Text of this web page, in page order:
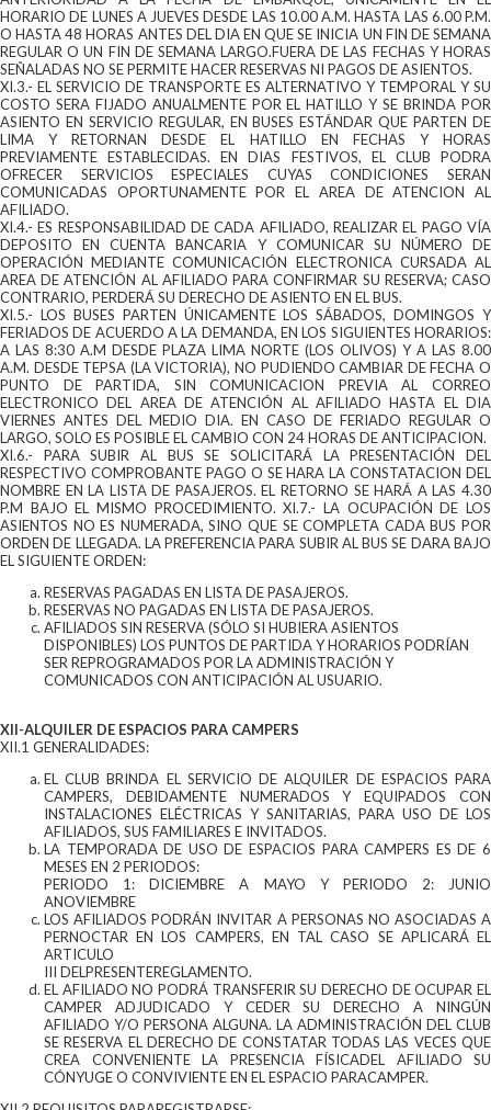
HORARIO DE LUNES A JUEVES DESDE LAS 10.00 A.M. HASTA LAS 6.00 P.M.
O HASTA 48 HORAS ANTES DEL DIA EN QUE SE INICIA UN FIN DE SEMANA
REGULAR O UN FIN DE SEMANA LARGO.FUERA DE LAS FECHAS Y HORAS
SEÑALADAS NO SE PERMITE HACER RESERVAS NI PAGOS DE ASIENTOS.
XI.3.- EL SERVICIO DE TRANSPORTE ES ALTERNATIVO Y TEMPORAL Y SU
COSTO SERA FIJADO ANUALMENTE POR EL HATILLO Y SE BRINDA POR
ASIENTO EN SERVICIO REGULAR, EN BUSES ESTÁNDAR QUE PARTEN DE
LIMA Y RETORNAN DESDE EL HATILLO EN FECHAS Y HORAS
PREVIAMENTE ESTABLECIDAS. EN DIAS FESTIVOS, EL CLUB PODRA
OFRECER SERVICIOS ESPECIALES CUYAS CONDICIONES SERAN
COMUNICADAS OPORTUNAMENTE POR EL AREA DE ATENCION AL
AFILIADO.
XI.4.- ES RESPONSABILIDAD DE CADA AFILIADO, REALIZAR EL PAGO VÍA
DEPOSITO EN CUENTA BANCARIA Y COMUNICAR SU NÚMERO DE
OPERACIÓN MEDIANTE COMUNICACIÓN ELECTRONICA CURSADA AL
AREA DE ATENCIÓN AL AFILIADO PARA CONFIRMAR SU RESERVA; CASO
CONTRARIO, PERDERÁ SU DERECHO DE ASIENTO EN EL BUS.
XI.5.- LOS BUSES PARTEN ÚNICAMENTE LOS SÁBADOS, DOMINGOS Y
FERIADOS DE ACUERDO A LA DEMANDA, EN LOS SIGUIENTES HORARIOS:
A LAS 8:30 A.M DESDE PLAZA LIMA NORTE (LOS OLIVOS) Y A LAS 8.00
A.M. DESDE TEPSA (LA VICTORIA), NO PUDIENDO CAMBIAR DE FECHA O
PUNTO DE PARTIDA, SIN COMUNICACION PREVIA AL CORREO
ELECTRONICO DEL AREA DE ATENCIÓN AL AFILIADO HASTA EL DIA
VIERNES ANTES DEL MEDIO DIA. EN CASO DE FERIADO REGULAR O
LARGO, SOLO ES POSIBLE EL CAMBIO CON 24 HORAS DE ANTICIPACION.
XI.6.- PARA SUBIR AL BUS SE SOLICITARÁ LA PRESENTACIÓN DEL
RESPECTIVO COMPROBANTE PAGO O SE HARA LA CONSTATACION DEL
NOMBRE EN LA LISTA DE PASAJEROS. EL RETORNO SE HARÁ A LAS 4.30
P.M BAJO EL MISMO PROCEDIMIENTO. XI.7.- LA OCUPACIÓN DE LOS
ASIENTOS NO ES NUMERADA, SINO QUE SE COMPLETA CADA BUS POR
ORDEN DE LLEGADA. LA PREFERENCIA PARA SUBIR AL BUS SE DARA BAJO
EL SIGUIENTE ORDEN:
RESERVAS PAGADAS EN LISTA DE PASAJEROS.
RESERVAS NO PAGADAS EN LISTA DE PASAJEROS.
AFILIADOS SIN RESERVA (SÓLO SI HUBIERA ASIENTOS
DISPONIBLES) LOS PUNTOS DE PARTIDA Y HORARIOS PODRÍAN
SER REPROGRAMADOS POR LA ADMINISTRACIÓN Y
COMUNICADOS CON ANTICIPACIÓN AL USUARIO.
XII-ALQUILER DE ESPACIOS PARA CAMPERS
XII.1 GENERALIDADES:
EL CLUB BRINDA EL SERVICIO DE ALQUILER DE ESPACIOS PARA
CAMPERS, DEBIDAMENTE NUMERADOS Y EQUIPADOS CON
INSTALACIONES ELÉCTRICAS Y SANITARIAS, PARA USO DE LOS
AFILIADOS, SUS FAMILIARES E INVITADOS.
LA TEMPORADA DE USO DE ESPACIOS PARA CAMPERS ES DE 6
MESES EN 2 PERIODOS:
PERIODO 1: DICIEMBRE A MAYO Y PERIODO 2: JUNIO
ANOVIEMBRE
LOS AFILIADOS PODRÁN INVITAR A PERSONAS NO ASOCIADAS A
PERNOCTAR EN LOS CAMPERS, EN TAL CASO SE APLICARÁ EL
ARTICULO
III DELPRESENTEREGLAMENTO.
EL AFILIADO NO PODRÁ TRANSFERIR SU DERECHO DE OCUPAR EL
CAMPER ADJUDICADO Y CEDER SU DERECHO A NINGÚN
AFILIADO Y/O PERSONA ALGUNA. LA ADMINISTRACIÓN DEL CLUB
SE RESERVA EL DERECHO DE CONSTATAR TODAS LAS VECES QUE
CREA CONVENIENTE LA PRESENCIA FÍSICADEL AFILIADO SU
CÓNYUGE O CONVIVIENTE EN EL ESPACIO PARACAMPER.